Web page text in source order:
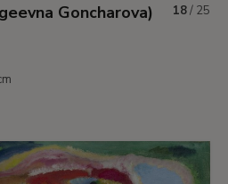
Goncharova)
18/ 25